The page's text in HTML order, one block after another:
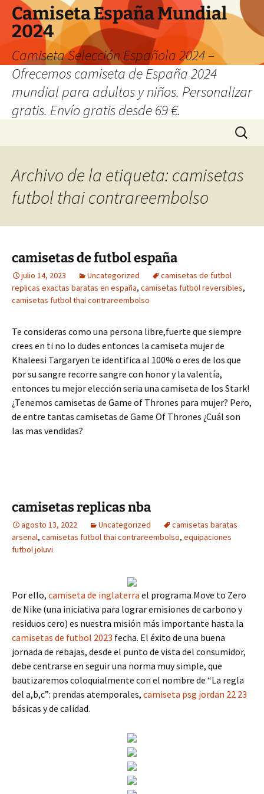
Camiseta España Mundial
2024
Camiseta Selección Española 2024 –
Ofrecemos camiseta de España 2024
mundial para adultos y niños. Personalizar
gratis. Envío gratis desde 69 €.
Buscar:
Archivo de la etiqueta: camisetas
futbol thai contrareembolso
camisetas de futbol españa
julio 14, 2023 Uncategorized
camisetas de futbol
replicas exactas baratas en españa, camisetas futbol reversibles,
camisetas futbol thai contrareembolso
Te consideras como una persona libre,fuerte que siempre
crees en ti no lo dudes entonces la camiseta mujer de
Khaleesi Targaryen te identifica al 100% o eres de los que
por su sangre recorre sangre con honor y la valentía,
entonces tu mejor elección seria una camiseta de los Stark!
¿Tenemos camisetas de Game of Thrones para mujer? Pero,
de entre tantas camisetas de Game Of Thrones ¿Cuál son
las mas vendidas?
camisetas replicas nba
agosto 13, 2022 Uncategorized
camisetas baratas
arsenal, camisetas futbol thai contrareembolso, equipaciones
futbol joluvi
Por ello, camiseta de inglaterra el programa Move to Zero
de Nike (una iniciativa para lograr emisiones de carbono y
residuos cero) es nuestra misión más importante hasta la
camisetas de futbol 2023 fecha. El éxito de una buena
jornada de rebajas, desde el punto de vista del consumidor,
debe centrarse en seguir una norma muy simple, que
bautizaremos coloquialmente con el nombre de “La regla
del a,b,c”: prendas atemporales, camiseta psg jordan 22 23
básicas y de calidad.